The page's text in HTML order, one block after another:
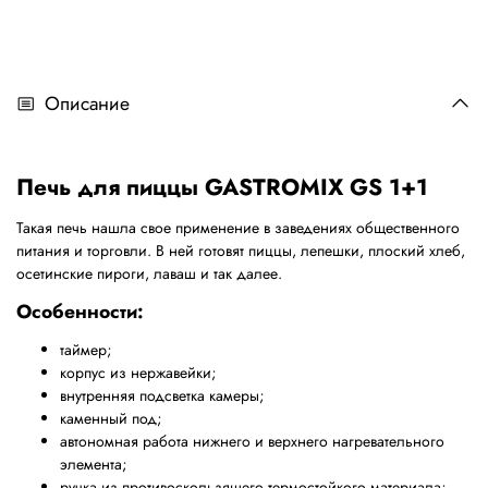
Описание
Печь для пиццы GASTROMIX GS 1+1
Такая печь нашла свое применение в заведениях общественного
питания и торговли. В ней готовят пиццы, лепешки, плоский хлеб,
осетинские пироги, лаваш и так далее.
Особенности:
таймер;
корпус из нержавейки;
внутренняя подсветка камеры;
каменный под;
автономная работа нижнего и верхнего нагревательного
элемента;